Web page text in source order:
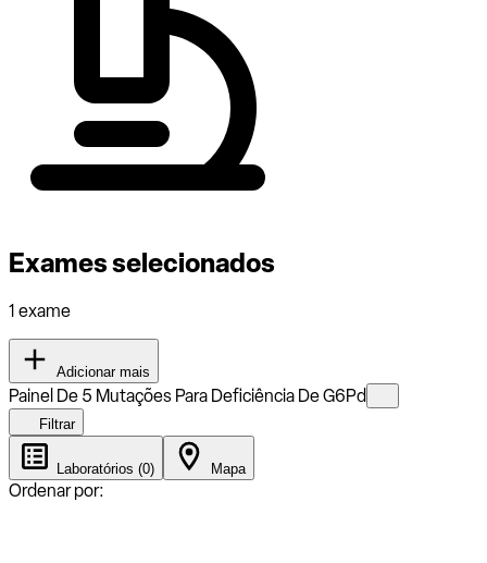
Exames selecionados
1 exame
Adicionar mais
Painel De 5 Mutações Para Deficiência De G6Pd
Filtrar
Laboratórios (0) Mapa
Ordenar por: